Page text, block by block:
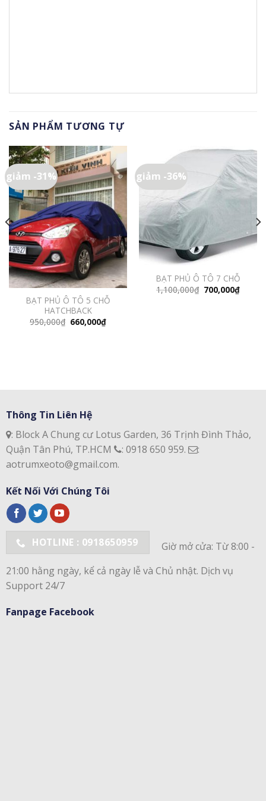
SẢN PHẨM TƯƠNG TỰ
giảm -31%
BẠT PHỦ Ô TÔ 5 CHỖ
HATCHBACK
950,000₫ Giá
gốc
660,000₫Giá
giảm -36%
BẠT PHỦ Ô TÔ 7 CHỖ
1,100,000₫ Giá
gốc
700,000₫Giá
Thông Tin Liên Hệ
: Block A Chung cư Lotus Garden, 36 Trịnh Đình Thảo,
Quận Tân Phú, TP.HCM
: 0918 650 959.
:
aotrumxeoto@gmail.com.
Kết Nối Với Chúng Tôi
HOTLINE : 0918650959
Giờ mở cửa: Từ 8:00 -
21:00 hằng ngày, kể cả ngày lễ và Chủ nhật. Dịch vụ
Support 24/7
Fanpage Facebook